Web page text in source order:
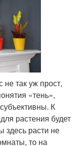
так уж прост,
«тень»,
К
растения будет
здесь расти не
то на